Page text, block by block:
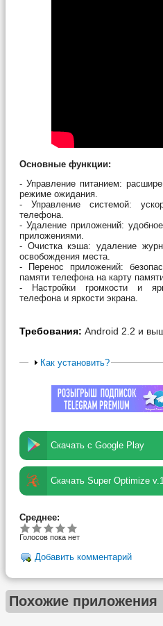
Основные функции:
- Управление питанием:
режиме ожидания.
- Управление системой:
телефона.
- Удаление приложений:
приложениями.
- Очистка кэша: удаление
освобождения места.
- Перенос приложений:
памяти телефона на карту
- Настройки громкости и
телефона и яркости экрана.
Требования: Android 2.2 и
Как установить?
Скачать с Google Play
Скачать Super Optimize
Среднее:
Голосов пока нет
Добавить комментарий
Похожие приложения